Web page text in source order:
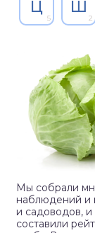
Ц
5
Ш
2
Мы собрали
наблюдений и
и садоводов,
составили